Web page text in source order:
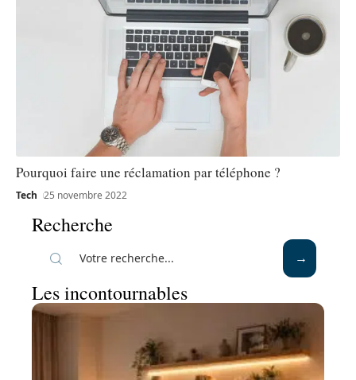
Pourquoi faire une réclamation par téléphone ?
Tech 25 novembre 2022
Recherche
Les incontournables